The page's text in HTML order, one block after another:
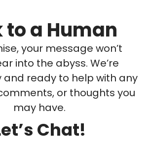
to a Human
your message won’t
into the abyss. We’re
and ready to help with any
or thoughts you
may have.
Chat!